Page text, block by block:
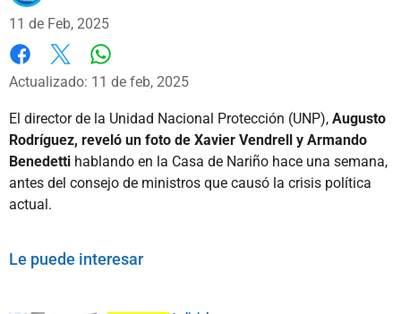
11 de Feb, 2025
Facebook
X
Actualizado: 11 de feb, 2025
El director de la Unidad Nacional Protección (UNP), Augusto
Rodríguez, reveló un foto de Xavier Vendrell y Armando
Benedetti hablando en la Casa de Nariño hace una semana,
antes del consejo de ministros que causó la crisis política
actual.
Le puede interesar